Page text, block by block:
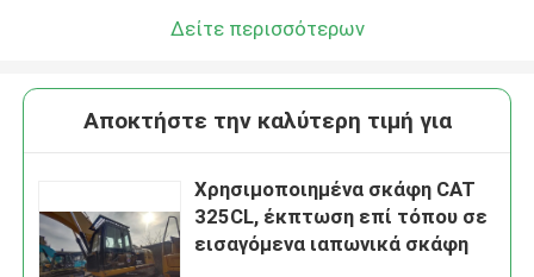
Δείτε περισσότερων
Αποκτήστε την καλύτερη τιμή για
Χρησιμοποιημένα σκάφη CAT
325CL, έκπτωση επί τόπου σε
εισαγόμενα ιαπωνικά σκάφη